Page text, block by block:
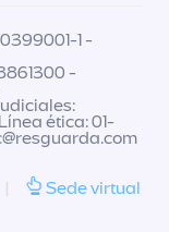
1 -
-
ética: 01-
| Sede virtual